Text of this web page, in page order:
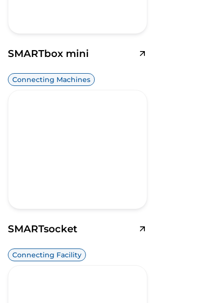
SMARTbox mini
Connecting Machines
SMARTsocket
Connecting Facility